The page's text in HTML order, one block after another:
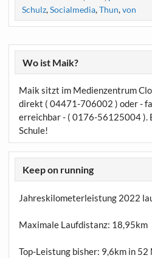
Schulz,Socialmedia,Thun,von
Wo ist Maik?
Maik sitzt im Medienzentrum
direkt ( 04471-706002 ) oder -
erreichbar - ( 0176-56125004 ).
Schule!
Keep on running
Jahreskilometerleistung 2022
Maximale Laufdistanz: 18,95km
Top-Leistung bisher: 9,6km in